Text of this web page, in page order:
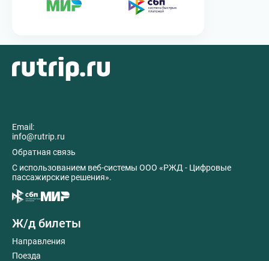
Email:
info@rutrip.ru
Обратная связь
C использованием веб-системы ООО «РЖД - Цифровые
пассажирские решения».
Ж/д билеты
Направления
Поезда